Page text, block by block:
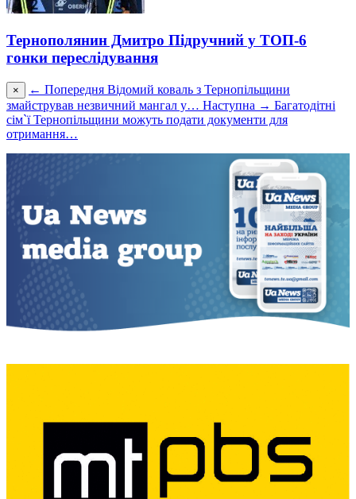
Тернополянин Дмитро Підручний у ТОП-6
гонки переслідування
× ← Попередня Відомий коваль з Тернопільщини
змайстрував незвичний мангал у… Наступна → Багатодітні
сім`ї Тернопільщини можуть подати документи для
отримання…